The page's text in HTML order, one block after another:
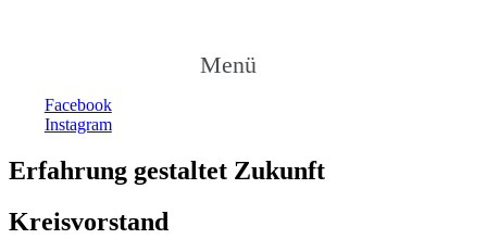
Menü
Facebook
Instagram
Erfahrung gestaltet Zukunft
Kreisvorstand